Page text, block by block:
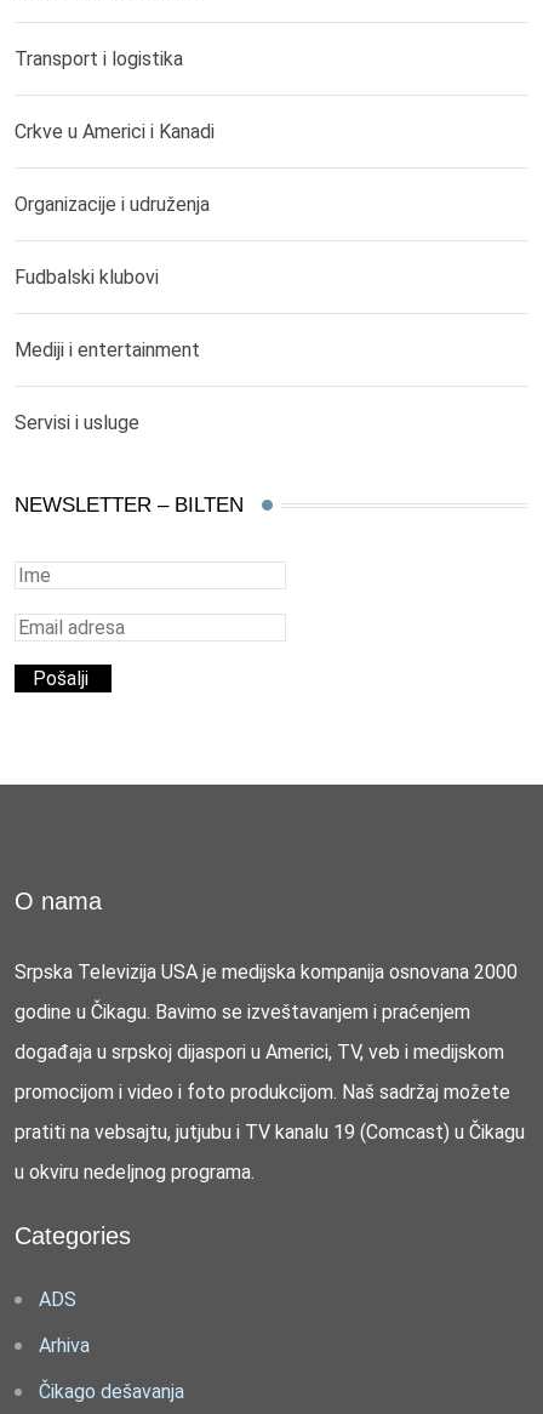
Transport i logistika
Crkve u Americi i Kanadi
Organizacije i udruženja
Fudbalski klubovi
Mediji i entertainment
Servisi i usluge
NEWSLETTER – BILTEN
O nama
Srpska Televizija USA je medijska kompanija osnovana 2000
godine u Čikagu. Bavimo se izveštavanjem i praćenjem
događaja u srpskoj dijaspori u Americi, TV, veb i medijskom
promocijom i video i foto produkcijom. Naš sadržaj možete
pratiti na vebsajtu, jutjubu i TV kanalu 19 (Comcast) u Čikagu
u okviru nedeljnog programa.
Categories
ADS
Arhiva
Čikago dešavanja